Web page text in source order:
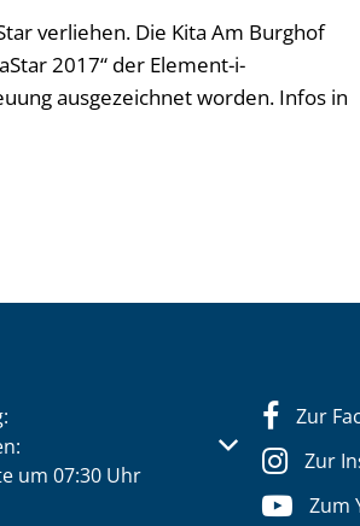
verliehen. Die Kita Am Burghof
2017“ der Element-i-
ausgezeichnet worden. Infos in
weitere Öffnungs- oder Schließzeiten
um 07:30 Uhr
Zur
Zur
Zum